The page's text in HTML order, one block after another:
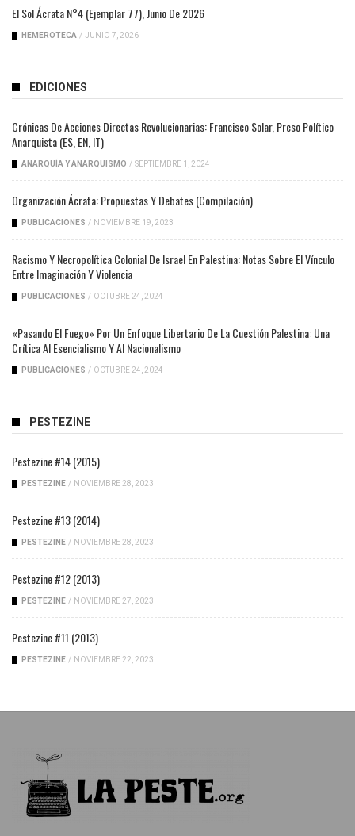
El Sol Ácrata N°4 (ejemplar 77), Junio De 2026
HEMEROTECA / JUNIO 7, 2026
EDICIONES
Crónicas De Acciones Directas Revolucionarias: Francisco Solar, Preso Político
Anarquista (ES, EN, IT)
ANARQUÍA Y ANARQUISMO / SEPTIEMBRE 1, 2024
Organización Ácrata: Propuestas Y Debates (compilación)
PUBLICACIONES / NOVIEMBRE 19, 2023
Racismo Y Necropolítica Colonial De Israel En Palestina: Notas Sobre El Vínculo
Entre Imaginación Y Violencia
PUBLICACIONES / OCTUBRE 24, 2024
«Pasando El Fuego» Por Un Enfoque Libertario De La Cuestión Palestina: Una
Crítica Al Esencialismo Y Al Nacionalismo
PUBLICACIONES / OCTUBRE 24, 2024
PESTEZINE
Pestezine #14 (2015)
PESTEZINE / NOVIEMBRE 28, 2023
Pestezine #13 (2014)
PESTEZINE / NOVIEMBRE 28, 2023
Pestezine #12 (2013)
PESTEZINE / NOVIEMBRE 27, 2023
Pestezine #11 (2013)
PESTEZINE / NOVIEMBRE 22, 2023